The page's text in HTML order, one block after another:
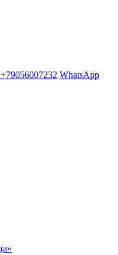
+79056007232 WhatsApp